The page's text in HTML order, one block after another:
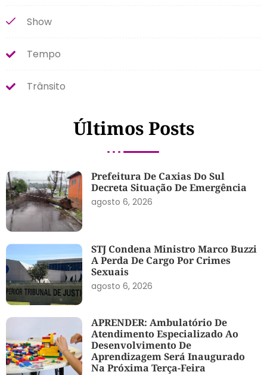
Show
Tempo
Trânsito
Últimos Posts
Prefeitura De Caxias Do Sul
Decreta Situação De Emergência
agosto 6, 2026
STJ Condena Ministro Marco Buzzi
A Perda De Cargo Por Crimes
Sexuais
agosto 6, 2026
APRENDER: Ambulatório De
Atendimento Especializado Ao
Desenvolvimento De
Aprendizagem Será Inaugurado
Na Próxima Terça-Feira